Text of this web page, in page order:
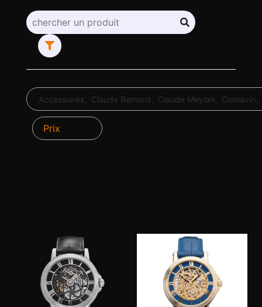
Accessoires Claude Bernard Claude Meylan Cornavin
Prix